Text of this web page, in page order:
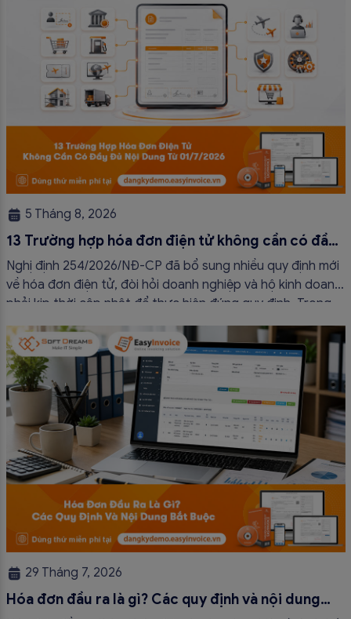
5 Tháng 8, 2026
13 Trường hợp hóa đơn điện tử không cần có đầy
đủ nội dung từ 01/7/2026
Nghị định 254/2026/NĐ-CP đã bổ sung nhiều quy định mới
về hóa đơn điện tử, đòi hỏi doanh nghiệp và hộ kinh doanh
phải kịp thời cập nhật để thực hiện đúng quy định. Trong
bài viết này, hóa đơn điện tử EasyInvoice sẽ chia sẻ 13
trường hợp hóa đơn điện tử không cần […]
29 Tháng 7, 2026
Hóa đơn đầu ra là gì? Các quy định và nội dung